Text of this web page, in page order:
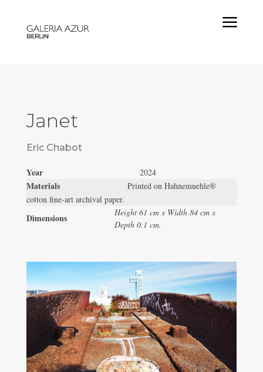
a
Janet
Eric Chabot
Year 2024
Materials Printed on Hahnemuehle®
cotton fine-art archival paper.
Dimensions
Height 61 cm x Width 84 cm x
Depth 0.1 cm.